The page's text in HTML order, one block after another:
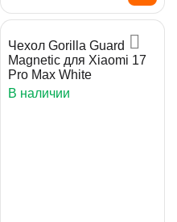
Чехол Gorilla Guard
Magnetic для Xiaomi 17
Pro Max White
В наличии